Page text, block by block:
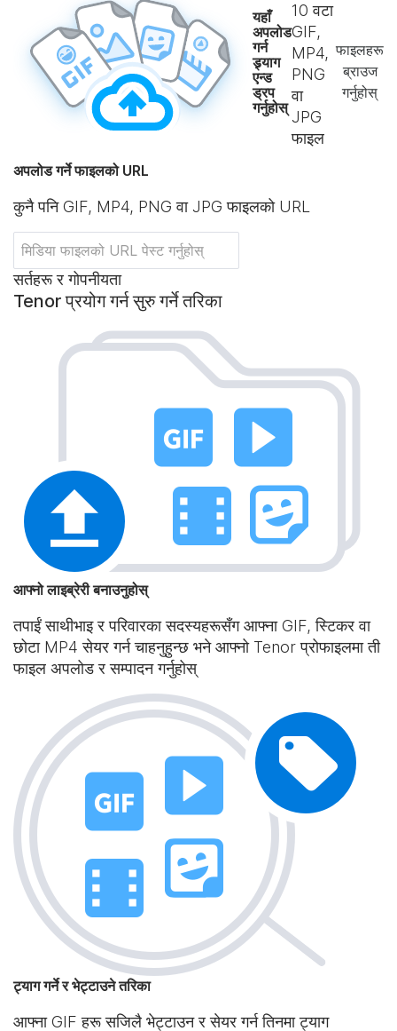
यहाँ
अपलोड
गर्न
ड्र्याग
एन्ड
ड्रप
गर्नुहोस्
10 वटा
GIF,
MP4,
PNG
वा
JPG
फाइल
फाइलहरू
ब्राउज
गर्नुहोस्
अपलोड गर्ने फाइलको URL
कुनै पनि GIF, MP4, PNG वा JPG फाइलको URL
सर्तहरू र गोपनीयता
Tenor प्रयोग गर्न सुरु गर्ने तरिका
आफ्नो लाइब्रेरी बनाउनुहोस्
तपाईं साथीभाइ र परिवारका सदस्यहरूसँग आफ्ना GIF, स्टिकर वा
छोटा MP4 सेयर गर्न चाहनुहुन्छ भने आफ्नो Tenor प्रोफाइलमा ती
फाइल अपलोड र सम्पादन गर्नुहोस्
ट्याग गर्ने र भेट्टाउने तरिका
आफ्ना GIF हरू सजिलै भेट्टाउन र सेयर गर्न तिनमा ट्याग